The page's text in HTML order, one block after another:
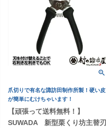
爪切りで有名な諏訪田制作所製！硬い皮
が簡単にむけちゃいます！
【頑張って送料無料！】
SUWADA 新型栗くり坊主替刃